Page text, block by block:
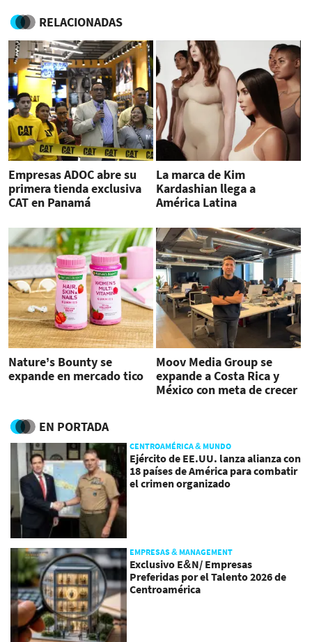
RELACIONADAS
Empresas ADOC abre su
primera tienda exclusiva
CAT en Panamá
La marca de Kim
Kardashian llega a
América Latina
Nature’s Bounty se
expande en mercado tico
Moov Media Group se
expande a Costa Rica y
México con meta de crecer
EN PORTADA
CENTROAMÉRICA & MUNDO
Ejército de EE.UU. lanza alianza con
18 países de América para combatir
el crimen organizado
EMPRESAS & MANAGEMENT
Exclusivo E&N/ Empresas
Preferidas por el Talento 2026 de
Centroamérica